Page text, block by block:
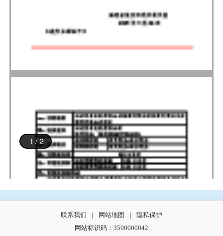
联系我们 | 网站地图 |
隐私保护
网站标识码：3500000042